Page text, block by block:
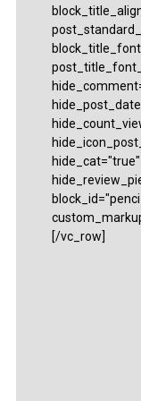
hide_cat="true"
[/vc_row]